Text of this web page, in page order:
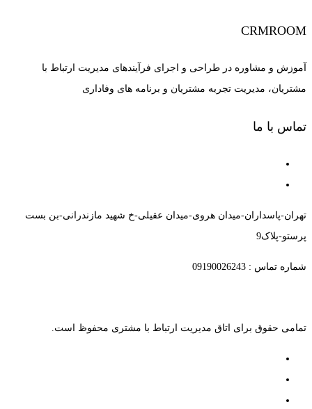
CRMROOM
آموزش و مشاوره در طراحی و اجرای فرآیندهای مدیریت ارتباط با
مشتریان، مدیریت تجربه مشتریان و برنامه های وفاداری
تماس با ما
تهران-پاسداران-میدان هروی-میدان عقیلی-خ شهید مازندرانی-بن بست
پرستو-پلاک9
شماره تماس : 09190026243
تمامی حقوق برای اتاق مدیریت ارتباط با مشتری محفوظ است.